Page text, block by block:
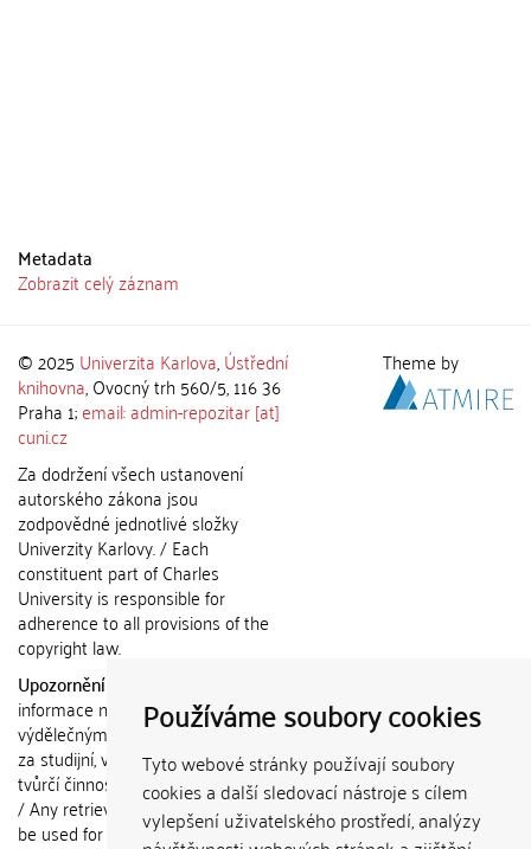
Používáme soubory cookies
Tyto webové stránky používají soubory
cookies a další sledovací nástroje s cílem
vylepšení uživatelského prostředí, analýzy
Metadata
Zobrazit celý záznam
© 2025 Univerzita Karlova,Ústřední
knihovna, Ovocný trh 560/5, 116 36
Praha 1;email: admin-repozitar [at]
cuni.cz
Za dodržení všech ustanovení
autorského zákona jsou
zodpovědné jednotlivé složky
Univerzity Karlovy. / Each
constituent part of Charles
University is responsible for
adherence to all provisions of the
copyright law.
Upozornění / Notice:
informace nemohou být použity k
výdělečným účelům nebo vydávány
za studijní, vědeckou nebo jinou
tvůrčí činnost jiné osoby než autora.
/ Any retrieved information shall not
be used for any commercial
Theme by